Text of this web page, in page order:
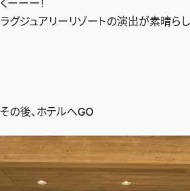
くーーー！
ラグジュアリーリゾートの演出が素晴らし
その後、ホテルへGO